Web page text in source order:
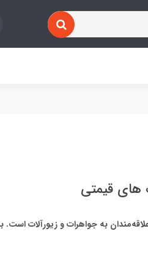
قیمتی
به جواهرات و زیورآلات است.